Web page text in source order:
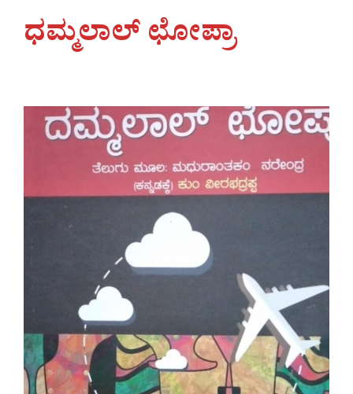
ಧಮ್ಮಲಾಲ್ ಛೋಪ್ರಾ